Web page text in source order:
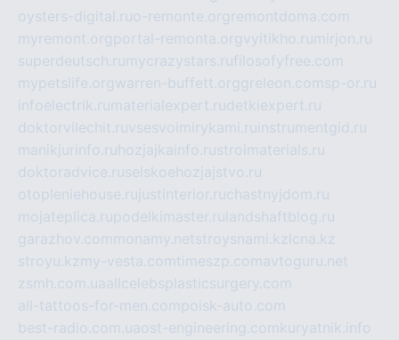
oysters-digital.ruo-remonte.org remontdoma.com
myremont.org portal-remonta.orgvyitikho.ru mirjon.ru
superdeutsch.ru mycrazystars.rufilosofyfree.com
mypetslife.orgwarren-buffett.orggreleon.comsp-or.ru
infoelectrik.ru materialexpert.rudetkiexpert.ru
doktorvilechit.ruvsesvoimirykami.ru instrumentgid.ru
manikjurinfo.ru hozjajkainfo.rustroimaterials.ru
doktoradvice.ruselskoehozjajstvo.ru
otopleniehouse.ru justinterior.ruchastnyjdom.ru
mojateplica.rupodelkimaster.ru landshaftblog.ru
garazhov.com monamy.netstroysnami.kz lcna.kz
stroyu.kz my-vesta.com timeszp.comavtoguru.net
zsmh.com.uaallcelebsplasticsurgery.com
all-tattoos-for-men.com poisk-auto.com
best-radio.com.uaost-engineering.com kuryatnik.info